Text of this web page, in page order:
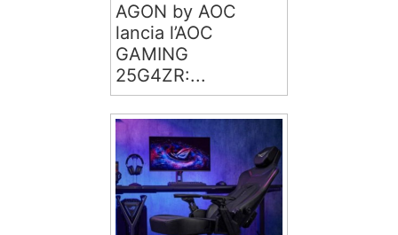
AGON by AOC
lancia l’AOC
GAMING
25G4ZR:...